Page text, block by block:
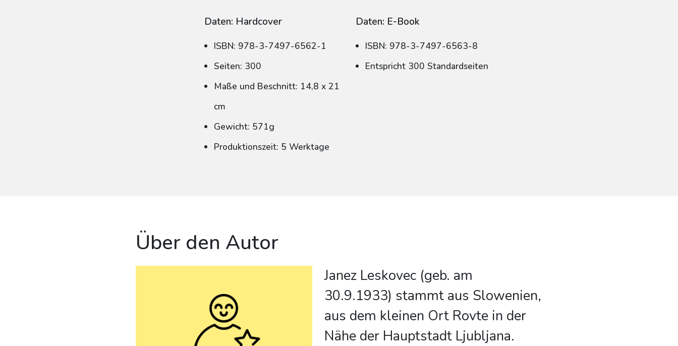
Daten: Hardcover
ISBN: 978-3-7497-6562-1
Seiten: 300
Maße und Beschnitt: 14,8 x 21
cm
Gewicht: 571g
Produktionszeit: 5 Werktage
Daten: E-Book
ISBN: 978-3-7497-6563-8
Entspricht 300 Standardseiten
Über den Autor
Janez Leskovec (geb. am
30.9.1933) stammt aus Slowenien,
aus dem kleinen Ort Rovte in der
Nähe der Hauptstadt Ljubljana.